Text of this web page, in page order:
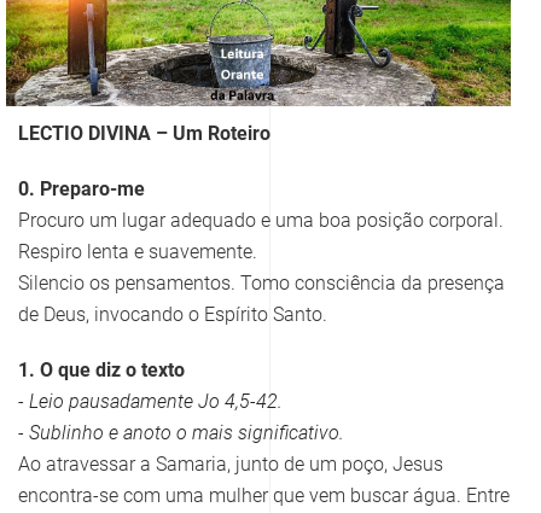
LECTIO DIVINA – Um Roteiro
0. Preparo-me
Procuro um lugar adequado e uma boa posição corporal.
Respiro lenta e suavemente.
Silencio os pensamentos. Tomo consciência da presença
de Deus, invocando o Espírito Santo.
1. O que diz o texto
- Leio pausadamente Jo 4,5-42.
- Sublinho e anoto o mais significativo.
Ao atravessar a Samaria, junto de um poço, Jesus
encontra-se com uma mulher que vem buscar água. Entre